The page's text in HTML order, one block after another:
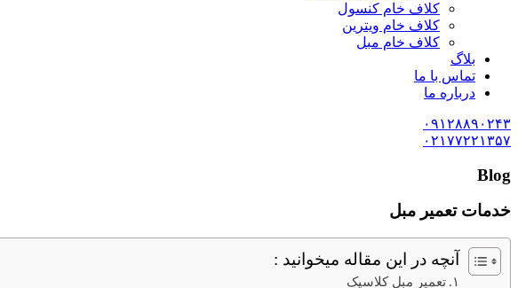
کلاف خام کنسول
کلاف خام ویترین
کلاف خام مبل
بلاگ
تماس با ما
درباره ما
۰۹۱۲۸۸۹۰۲۴۳
۰۲۱۷۷۲۲۱۳۵۷
Blog
خدمات تعمیر مبل
آنچه در این مقاله میخوانید :
تعمیر مبل کلاسیک